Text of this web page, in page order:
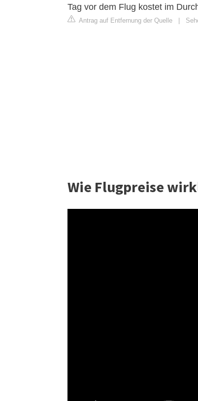
Tag vor dem Flug kostet im
Antrag auf Entfernung der Quelle
Wie Flugpreise